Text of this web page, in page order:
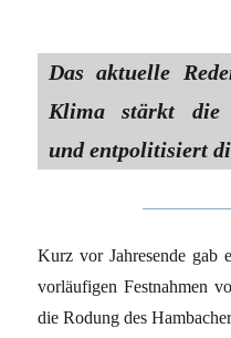
Das aktuelle
Klima stärkt die
und entpolitisiert
Kurz vor Jahresende gab
vorläufigen Festnahmen
die Rodung des